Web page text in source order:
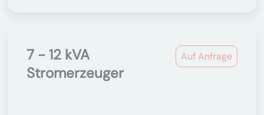
Auf Anfrage
7 - 12 kVA
Stromerzeuger